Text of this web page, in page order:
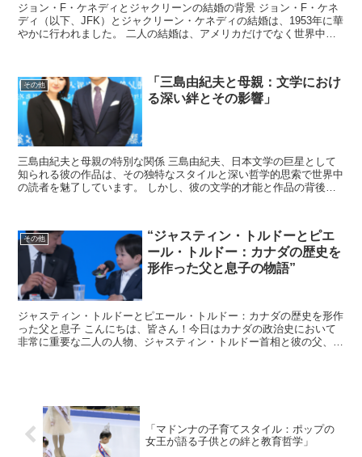
ジョン・F・ケネディとジャクリーンの結婚の背景 ジョン・F・ケネ
ディ（以下、JFK）とジャクリーン・ケネディの結婚は、1953年に華
やかに行われました。 二人の結婚は、アメリカだけでなく世界中か
その他
「三島由紀夫と母親：文学におけ
る深い絆とその影響」
三島由紀夫と母親の特別な関係 三島由紀夫、日本文学の巨星として
知られる彼の作品は、その独特なスタイルと深い哲学的思索で世界中
の読者を魅了しています。 しかし、彼の文学的才能と作品の背後に
その他
“ジャスティン・トルドーとピエ
ール・トルドー：カナダの歴史を
形作った父と息子の物語”
ジャスティン・トルドーとピエール・トルドー：カナダの歴史を形作
った父と息子 こんにちは、皆さん！今日はカナダの政治史において
非常に重要な二人の人物、ジャスティン・トルドー首相と彼の父、ピ
「マドンナの子育てスタイル：ポップの
女王が語る子供との絆と教育哲学」